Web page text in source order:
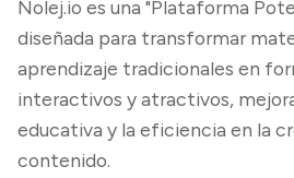
Nolej.io es una "Plataforma
diseñada para transformar
aprendizaje tradicionales en
interactivos y atractivos,
educativa y la eficiencia en la
contenido.